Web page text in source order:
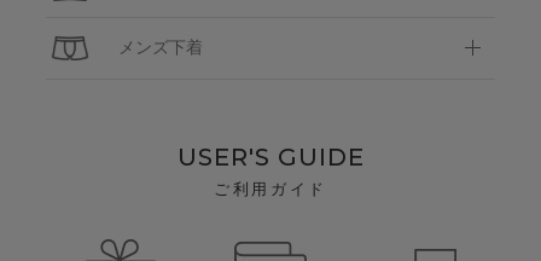
メンズ下着
USER'S GUIDE
ご利用ガイド